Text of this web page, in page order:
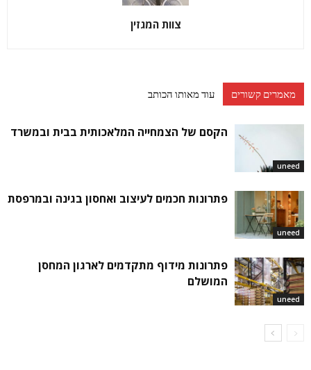
צוות המגזין
מאמרים קשורים עוד מאותו הכותב
uneed
הקסם של הצמחייה המלאכותית בבית ובמשרד
uneed
פתרונות חכמים לעיצוב ואחסון בגינה ובמרפסת
uneed
פתרונות מידוף מתקדמים לארגון המחסן
המושלם